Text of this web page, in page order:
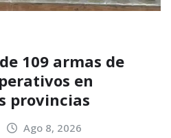
109 armas de
en
provincias
Ago 8, 2026